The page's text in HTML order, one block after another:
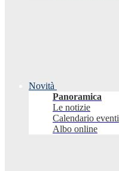
Novità
Panoramica
Le notizie
Calendario eventi
Albo online